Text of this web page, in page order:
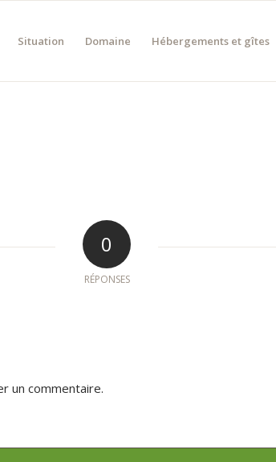
Situation Domaine Hébergements et gîtes
0
RÉPONSES
un commentaire.